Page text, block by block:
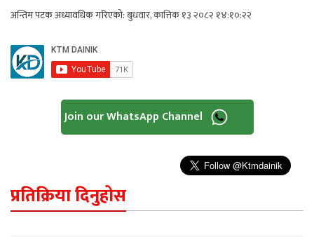
अन्तिम पटक अध्यावधिक गरिएको:बुधवार, कात्तिक १३ २०८२ १४:१०:२२
Join our WhatsApp Channel
प्रतिक्रिया दिनुहोस